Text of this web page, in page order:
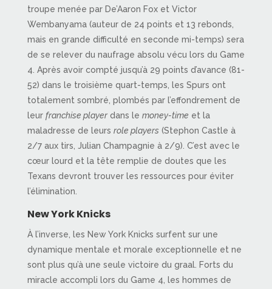
troupe menée par De’Aaron Fox et Victor
Wembanyama (auteur de 24 points et 13 rebonds,
mais en grande difficulté en seconde mi-temps) sera
de se relever du naufrage absolu vécu lors du Game
4. Après avoir compté jusqu’à 29 points d’avance (81-
52) dans le troisième quart-temps, les Spurs ont
totalement sombré, plombés par l’effondrement de
leur franchise playerdans le money-time et la
maladresse de leurs role players (Stephon Castle à
2/7 aux tirs, Julian Champagnie à 2/9). C’est avec le
cœur lourd et la tête remplie de doutes que les
Texans devront trouver les ressources pour éviter
l’élimination.
New York Knicks
À l’inverse, les New York Knicks surfent sur une
dynamique mentale et morale exceptionnelle et ne
sont plus qu’à une seule victoire du graal. Forts du
miracle accompli lors du Game 4, les hommes de